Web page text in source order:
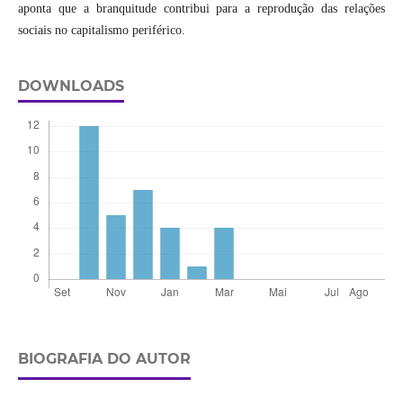
aponta que a branquitude contribui para a reprodução das relações
sociais no capitalismo periférico.
DOWNLOADS
BIOGRAFIA DO AUTOR